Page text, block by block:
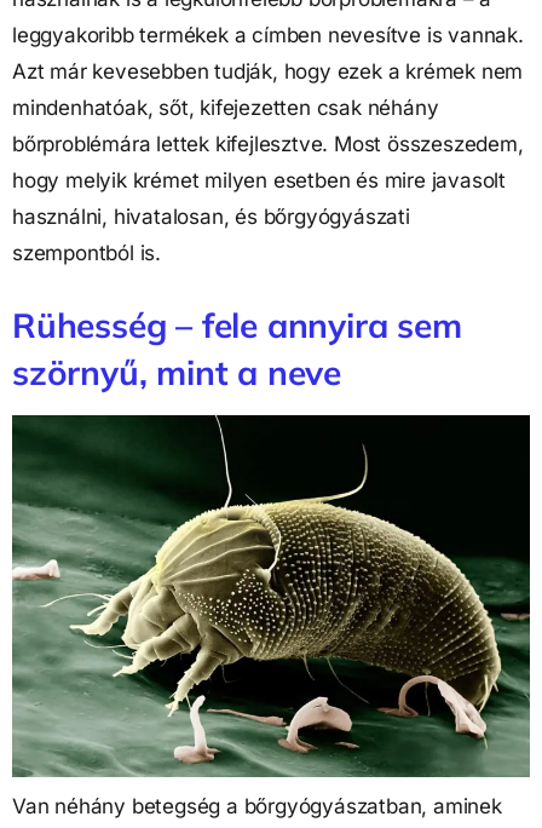
leggyakoribb termékek a címben nevesítve is vannak.
Azt már kevesebben tudják, hogy ezek a krémek nem
mindenhatóak, sőt, kifejezetten csak néhány
bőrproblémára lettek kifejlesztve. Most összeszedem,
hogy melyik krémet milyen esetben és mire javasolt
használni, hivatalosan, és bőrgyógyászati
szempontból is.
Rühesség – fele annyira sem
szörnyű, mint a neve
Van néhány betegség a bőrgyógyászatban, aminek